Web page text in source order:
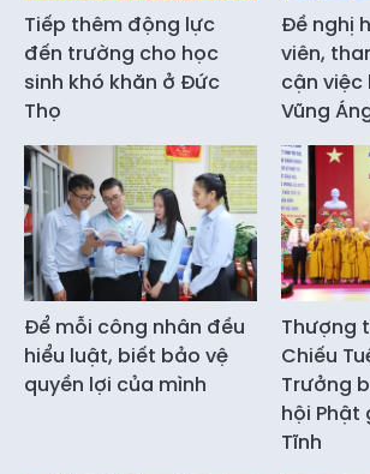
Tiếp thêm động lực
đến trường cho học
sinh khó khăn ở Đức
Thọ
Đề nghị
viên,
cận việc
Vũng
Để mỗi công nhân đều
hiểu luật, biết bảo vệ
quyền lợi của mình
Thượng
Chiếu
Trưởng
hội Phật
Tĩnh